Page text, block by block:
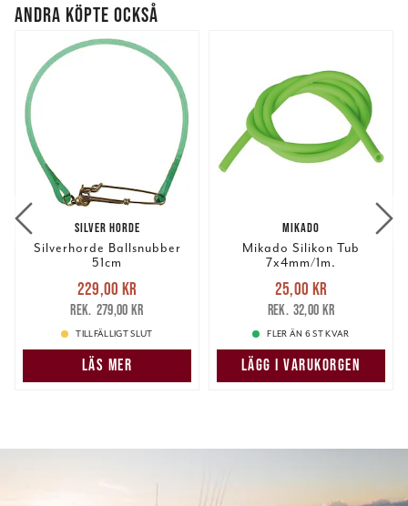
ANDRA KÖPTE OCKSÅ
SILVER HORDE
Silverhorde Ballsnubber
51cm
Nuvarande pris
229,00 krTidigare pris
279,00 kr
229,00 kr
279,00 kr
TILLFÄLLIGT SLUT
LÄS MER
MIKADO
Mikado Silikon Tub
7x4mm/1m.
Nuvarande pris
25,00 krTidigare pris
32,00 kr
25,00 kr
32,00 kr
FLER ÄN 6 ST KVAR
LÄGG I VARUKORGEN